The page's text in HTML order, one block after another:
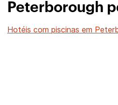
Peterborough
Hotéis com piscinas em